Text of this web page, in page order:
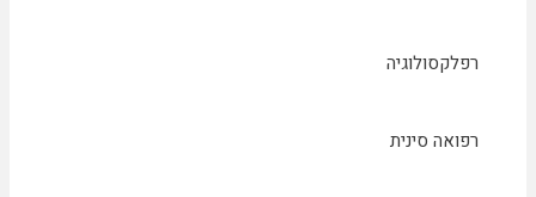
רפלקסולוגיה
רפואה סינית